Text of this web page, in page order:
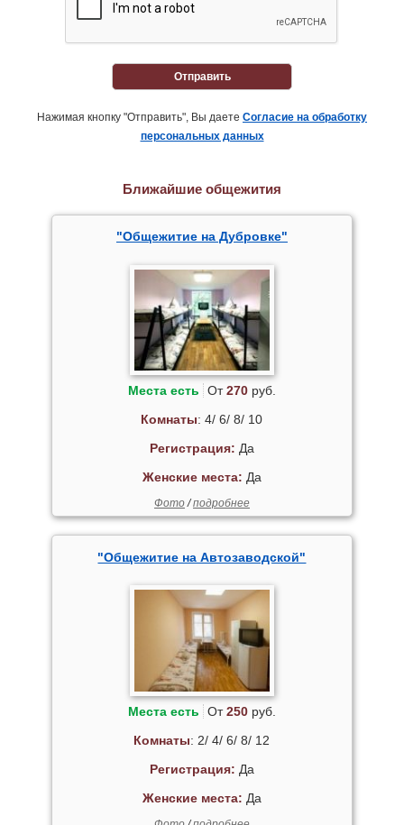
Отправить
Нажимая кнопку "Отправить", Вы даете Согласие на обработку
персональных данных
Ближайшие общежития
"Общежитие на Дубровке"
Места есть От270руб.
Комнаты: 4/ 6/ 8/ 10
Регистрация: Да
Женские места: Да
Фото/подробнее
"Общежитие на Автозаводской"
Места есть От250руб.
Комнаты: 2/ 4/ 6/ 8/ 12
Регистрация: Да
Женские места: Да